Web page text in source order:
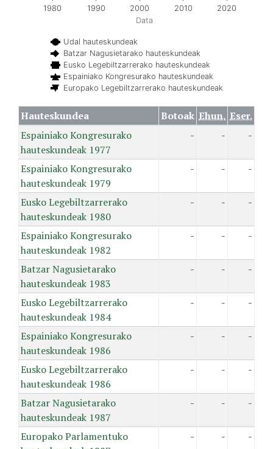
Data
Udal hauteskundeak
Batzar Nagusietarako hauteskundeak
Eusko Legebiltzarrerako hauteskundeak
Espainiako Kongresurako hauteskundeak
Europako Legebiltzarrerako hauteskundeak
1980 1990 2000 2010 2020
Hauteskundea Botoak Ehun. Eser.
Espainiako Kongresurako
hauteskundeak 1977
- - -
Espainiako Kongresurako
hauteskundeak 1979
- - -
Eusko Legebiltzarrerako
hauteskundeak 1980
- - -
Espainiako Kongresurako
hauteskundeak 1982
- - -
Batzar Nagusietarako
hauteskundeak 1983
- - -
Eusko Legebiltzarrerako
hauteskundeak 1984
- - -
Espainiako Kongresurako
hauteskundeak 1986
- - -
Eusko Legebiltzarrerako
hauteskundeak 1986
- - -
Batzar Nagusietarako
hauteskundeak 1987
- - -
Europako Parlamentuko
- - -